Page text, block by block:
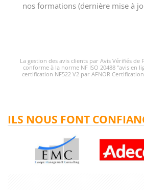
nos formations (dernière mise à
La gestion des avis clients par Avis Vérifiés de
conforme à la norme NF ISO 20488 "avis en
certification NF522 V2 par AFNOR
ILS NOUS FONT